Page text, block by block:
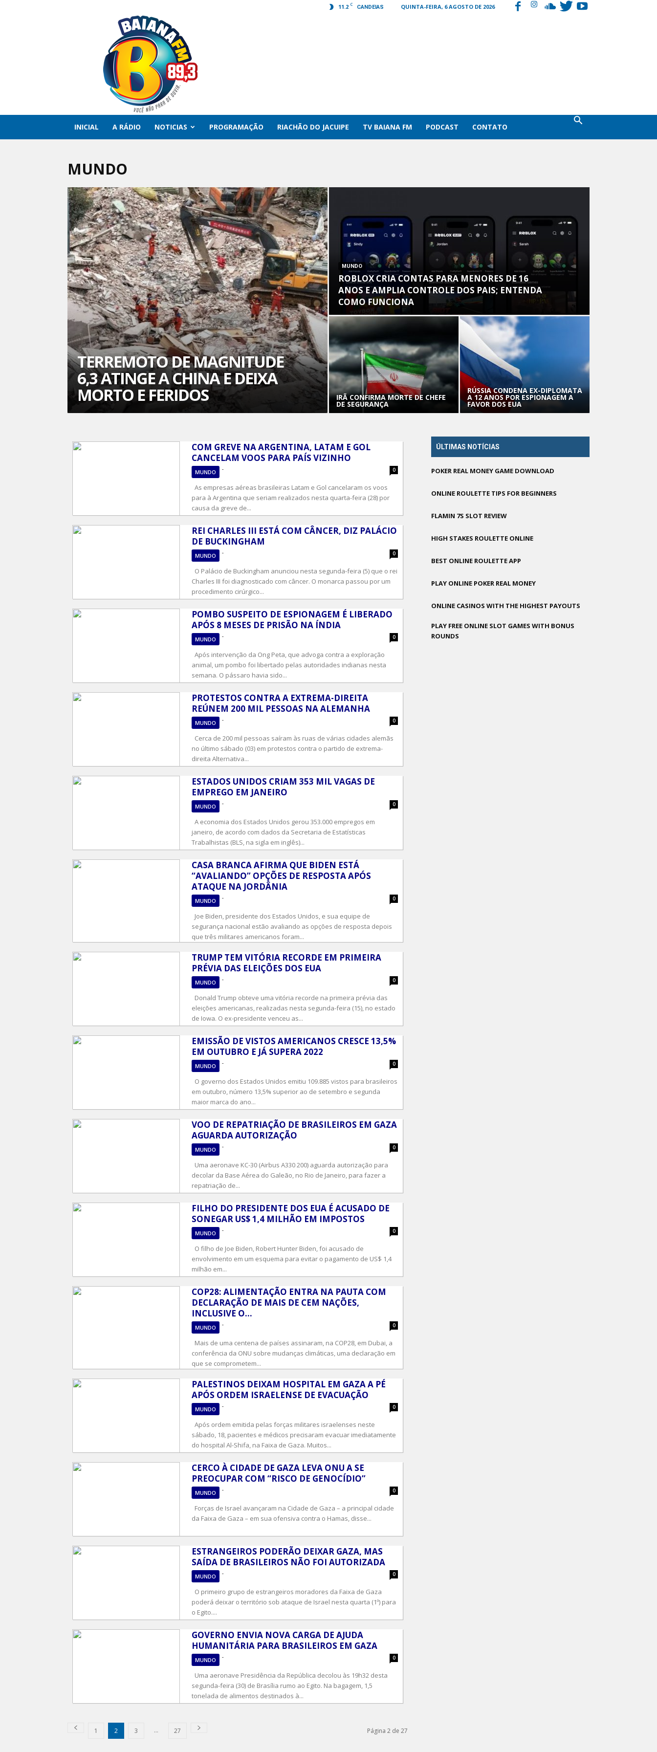
11.2 C CANDEIAS QUINTA-FEIRA, 6 AGOSTO DE 2026
Baiana
INICIAL A RÁDIO NOTICIAS PROGRAMAÇÃO RIACHÃO DO JACUIPE TV BAIANA FM PODCAST CONTATO
MUNDO
TERREMOTO DE MAGNITUDE
6,3 ATINGE A CHINA E DEIXA
MORTO E FERIDOS
MUNDO
ROBLOX CRIA CONTAS PARA MENORES DE 16
ANOS E AMPLIA CONTROLE DOS PAIS; ENTENDA
COMO FUNCIONA
IRÃ CONFIRMA MORTE DE CHEFE
DE SEGURANÇA
RÚSSIA CONDENA EX-DIPLOMATA
A 12 ANOS POR ESPIONAGEM A
FAVOR DOS EUA
COM GREVE NA ARGENTINA, LATAM E GOL
CANCELAM VOOS PARA PAÍS VIZINHO
MUNDO - 0
As empresas aéreas brasileiras Latam e Gol cancelaram os voos
para à Argentina que seriam realizados nesta quarta-feira (28) por
causa da greve de...
REI CHARLES III ESTÁ COM CÂNCER, DIZ PALÁCIO
DE BUCKINGHAM
MUNDO - 0
O Palácio de Buckingham anunciou nesta segunda-feira (5) que o rei
Charles III foi diagnosticado com câncer. O monarca passou por um
procedimento cirúrgico...
POMBO SUSPEITO DE ESPIONAGEM É LIBERADO
APÓS 8 MESES DE PRISÃO NA ÍNDIA
MUNDO - 0
Após intervenção da Ong Peta, que advoga contra a exploração
animal, um pombo foi libertado pelas autoridades indianas nesta
semana. O pássaro havia sido...
PROTESTOS CONTRA A EXTREMA-DIREITA
REÚNEM 200 MIL PESSOAS NA ALEMANHA
MUNDO - 0
Cerca de 200 mil pessoas saíram às ruas de várias cidades alemãs
no último sábado (03) em protestos contra o partido de extrema-
direita Alternativa...
ESTADOS UNIDOS CRIAM 353 MIL VAGAS DE
EMPREGO EM JANEIRO
MUNDO - 0
A economia dos Estados Unidos gerou 353.000 empregos em
janeiro, de acordo com dados da Secretaria de Estatísticas
Trabalhistas (BLS, na sigla em inglês)...
CASA BRANCA AFIRMA QUE BIDEN ESTÁ
“AVALIANDO” OPÇÕES DE RESPOSTA APÓS
ATAQUE NA JORDÂNIA
MUNDO - 0
Joe Biden, presidente dos Estados Unidos, e sua equipe de
segurança nacional estão avaliando as opções de resposta depois
que três militares americanos foram...
TRUMP TEM VITÓRIA RECORDE EM PRIMEIRA
PRÉVIA DAS ELEIÇÕES DOS EUA
MUNDO - 0
Donald Trump obteve uma vitória recorde na primeira prévia das
eleições americanas, realizadas nesta segunda-feira (15), no estado
de Iowa. O ex-presidente venceu as...
EMISSÃO DE VISTOS AMERICANOS CRESCE 13,5%
EM OUTUBRO E JÁ SUPERA 2022
MUNDO - 0
O governo dos Estados Unidos emitiu 109.885 vistos para brasileiros
em outubro, número 13,5% superior ao de setembro e segunda
maior marca do ano...
VOO DE REPATRIAÇÃO DE BRASILEIROS EM GAZA
AGUARDA AUTORIZAÇÃO
MUNDO - 0
Uma aeronave KC-30 (Airbus A330 200) aguarda autorização para
decolar da Base Aérea do Galeão, no Rio de Janeiro, para fazer a
repatriação de...
FILHO DO PRESIDENTE DOS EUA É ACUSADO DE
SONEGAR US$ 1,4 MILHÃO EM IMPOSTOS
MUNDO - 0
O filho de Joe Biden, Robert Hunter Biden, foi acusado de
envolvimento em um esquema para evitar o pagamento de US$ 1,4
milhão em...
COP28: ALIMENTAÇÃO ENTRA NA PAUTA COM
DECLARAÇÃO DE MAIS DE CEM NAÇÕES,
INCLUSIVE O...
MUNDO - 0
Mais de uma centena de países assinaram, na COP28, em Dubai, a
conferência da ONU sobre mudanças climáticas, uma declaração em
que se comprometem...
PALESTINOS DEIXAM HOSPITAL EM GAZA A PÉ
APÓS ORDEM ISRAELENSE DE EVACUAÇÃO
MUNDO - 0
Após ordem emitida pelas forças militares israelenses neste
sábado, 18, pacientes e médicos precisaram evacuar imediatamente
do hospital Al-Shifa, na Faixa de Gaza. Muitos...
CERCO À CIDADE DE GAZA LEVA ONU A SE
PREOCUPAR COM “RISCO DE GENOCÍDIO”
MUNDO - 0
Forças de Israel avançaram na Cidade de Gaza – a principal cidade
da Faixa de Gaza – em sua ofensiva contra o Hamas, disse...
ESTRANGEIROS PODERÃO DEIXAR GAZA, MAS
SAÍDA DE BRASILEIROS NÃO FOI AUTORIZADA
MUNDO - 0
O primeiro grupo de estrangeiros moradores da Faixa de Gaza
poderá deixar o território sob ataque de Israel nesta quarta (1º) para
o Egito....
GOVERNO ENVIA NOVA CARGA DE AJUDA
HUMANITÁRIA PARA BRASILEIROS EM GAZA
MUNDO - 0
Uma aeronave Presidência da República decolou às 19h32 desta
segunda-feira (30) de Brasília rumo ao Egito. Na bagagem, 1,5
tonelada de alimentos destinados à...
1 2 3 ... 27 Página 2 de 27
ÚLTIMAS NOTÍCIAS
POKER REAL MONEY GAME DOWNLOAD
ONLINE ROULETTE TIPS FOR BEGINNERS
FLAMIN 7S SLOT REVIEW
HIGH STAKES ROULETTE ONLINE
BEST ONLINE ROULETTE APP
PLAY ONLINE POKER REAL MONEY
ONLINE CASINOS WITH THE HIGHEST PAYOUTS
PLAY FREE ONLINE SLOT GAMES WITH BONUS
ROUNDS